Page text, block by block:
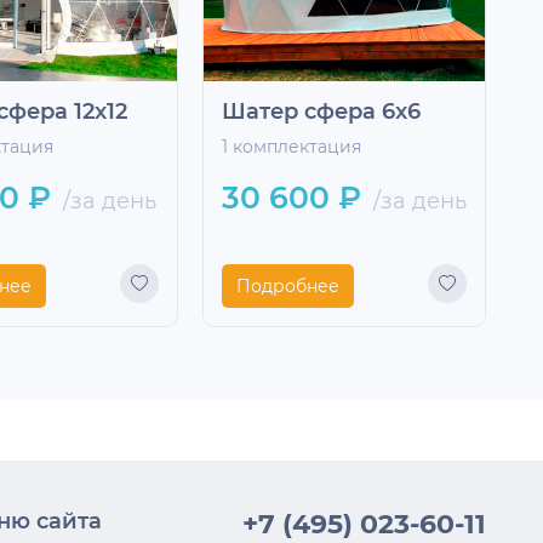
12x12
₽ /за день
Шатер сфера 6x6
1 комплектация
30 600 ₽ /за день
Подробнее
сайта +7 (495) 023-60-11